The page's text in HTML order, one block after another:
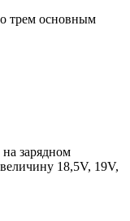
трем основным
зарядном
18,5V, 19V,